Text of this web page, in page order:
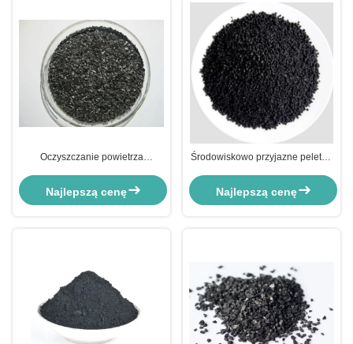
Oczyszczanie powietrza
aktywowanego do oczyszczania
wody z kranu
Najlepszą cenę
Środowiskowo przyjazne pelety z
oczyszczania wody i powietrza
Najlepszą cenę